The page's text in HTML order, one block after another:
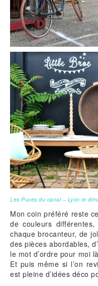
Les Puces du canal – Lyon le
Mon coin préféré reste
de couleurs
chaque brocanteur, de
des pièces abordables,
le mot d’ordre pour moi
Et puis même si l’on
est pleine d’idées déco